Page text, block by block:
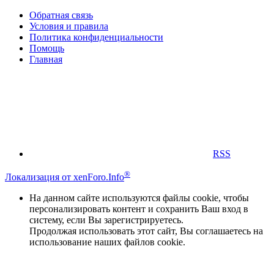
Обратная связь
Условия и правила
Политика конфиденциальности
Помощь
Главная
RSS
Локализация от xenForo.Info®
На данном сайте используются файлы cookie, чтобы
персонализировать контент и сохранить Ваш вход в
систему, если Вы зарегистрируетесь.
Продолжая использовать этот сайт, Вы соглашаетесь на
использование наших файлов cookie.